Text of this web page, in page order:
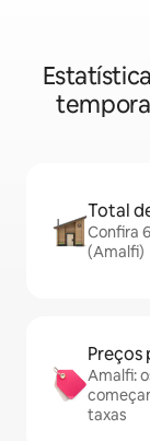
Total
Confira
(Amalfi)
Preços
Amalfi:
taxas